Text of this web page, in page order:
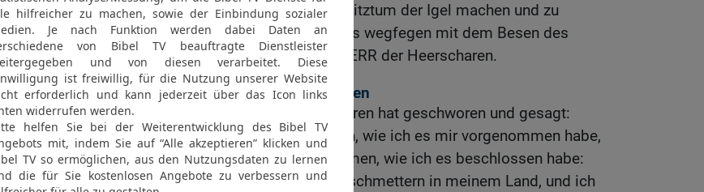
23 Und ich will es zum Besitztum der Igel machen und zu
Wassersümpfen und will es wegfegen mit dem Besen des
Verderbens!, spricht der HERR der Heerscharen.
Weissagung gegen Assyrien
Der HERR der Heerscharen hat geschworen und gesagt:
Fürwahr, es soll geschehen, wie ich es mir vorgenommen habe,
und es soll zustande kommen, wie ich es beschlossen habe:
25 Ich will den Assyrer zerschmettern in meinem Land, und ich